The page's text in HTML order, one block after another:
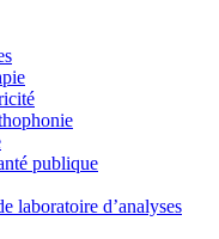
publique
laboratoire d’analyses